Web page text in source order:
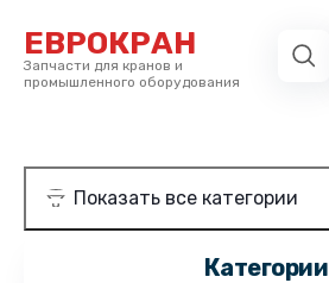
ЕВРОКРАН
Запчасти для кранов и
промышленного оборудования
Категории